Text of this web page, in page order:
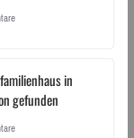
in
gefunden